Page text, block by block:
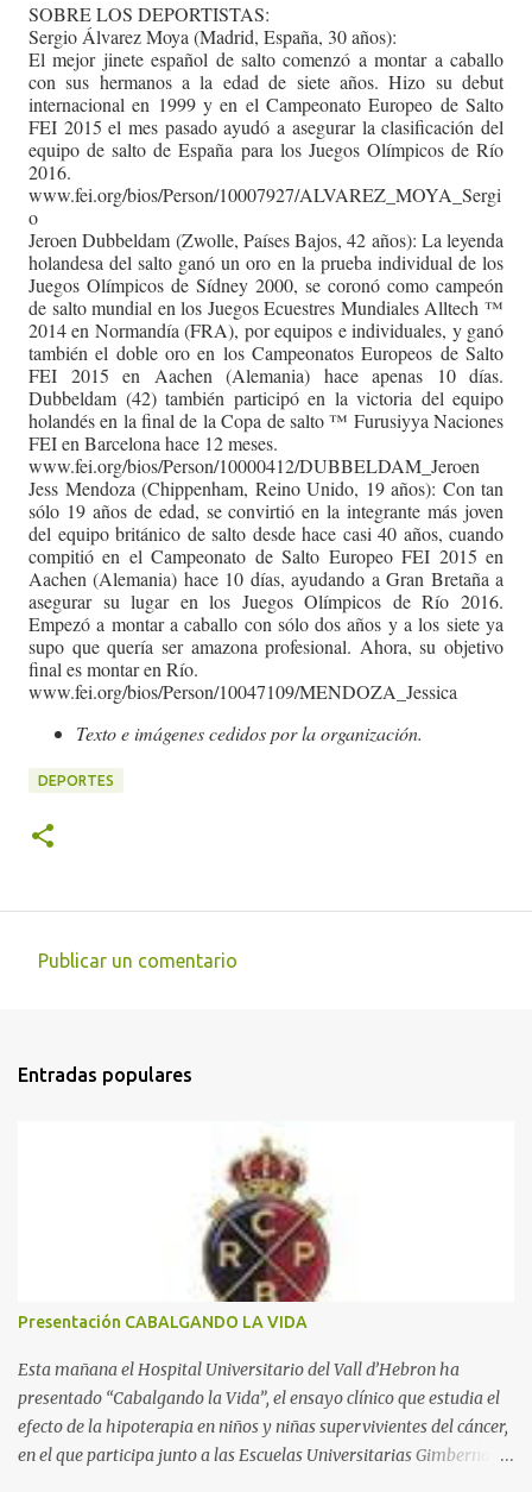
SOBRE LOS DEPORTISTAS:
Sergio Álvarez Moya (Madrid, España, 30 años):
El mejor jinete español de salto comenzó a montar a caballo
con sus hermanos a la edad de siete años. Hizo su debut
internacional en 1999 y en el Campeonato Europeo de Salto
FEI 2015 el mes pasado ayudó a asegurar la clasificación del
equipo de salto de España para los Juegos Olímpicos de Río
2016.
www.fei.org/bios/Person/10007927/ALVAREZ_MOYA_Sergi
o
Jeroen Dubbeldam (Zwolle, Países Bajos, 42 años): La leyenda
holandesa del salto ganó un oro en la prueba individual de los
Juegos Olímpicos de Sídney 2000, se coronó como campeón
de salto mundial en los Juegos Ecuestres Mundiales Alltech ™
2014 en Normandía (FRA), por equipos e individuales, y ganó
también el doble oro en los Campeonatos Europeos de Salto
FEI 2015 en Aachen (Alemania) hace apenas 10 días.
Dubbeldam (42) también participó en la victoria del equipo
holandés en la final de la Copa de salto ™ Furusiyya Naciones
FEI en Barcelona hace 12 meses.
www.fei.org/bios/Person/10000412/DUBBELDAM_Jeroen
Jess Mendoza (Chippenham, Reino Unido, 19 años): Con tan
sólo 19 años de edad, se convirtió en la integrante más joven
del equipo británico de salto desde hace casi 40 años, cuando
compitió en el Campeonato de Salto Europeo FEI 2015 en
Aachen (Alemania) hace 10 días, ayudando a Gran Bretaña a
asegurar su lugar en los Juegos Olímpicos de Río 2016.
Empezó a montar a caballo con sólo dos años y a los siete ya
supo que quería ser amazona profesional. Ahora, su objetivo
final es montar en Río.
www.fei.org/bios/Person/10047109/MENDOZA_Jessica
Texto e imágenes cedidos por la organización.
DEPORTES
e
s
Publicar un comentario
Entradas populares
Presentación CABALGANDO LA VIDA
Esta mañana el Hospital Universitario del Vall d’Hebron ha
presentado “Cabalgando la Vida”, el ensayo clínico que estudia el
efecto de la hipoterapia en niños y niñas supervivientes del cáncer,
en el que participa junto a las Escuelas Universitarias Gimbernat,